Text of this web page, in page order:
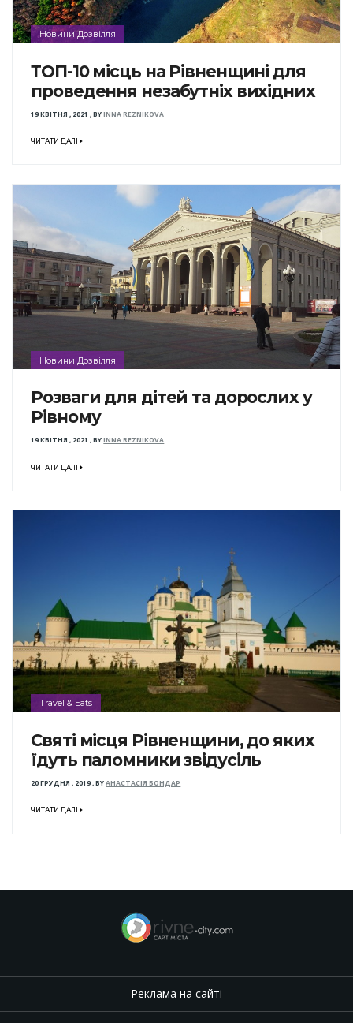
Новини Дозвілля
ТОП-10 місць на Рівненщині для
проведення незабутніх вихідних
19 КВІТНЯ , 2021 ,BYINNA REZNIKOVA
ЧИТАТИ ДАЛІ
Новини Дозвілля
Розваги для дітей та дорослих у
Рівному
19 КВІТНЯ , 2021 ,BYINNA REZNIKOVA
ЧИТАТИ ДАЛІ
Travel & Eats
Святі місця Рівненщини, до яких
їдуть паломники звідусіль
20 ГРУДНЯ , 2019,BYАНАСТАСІЯ БОНДАР
ЧИТАТИ ДАЛІ
Реклама на сайті